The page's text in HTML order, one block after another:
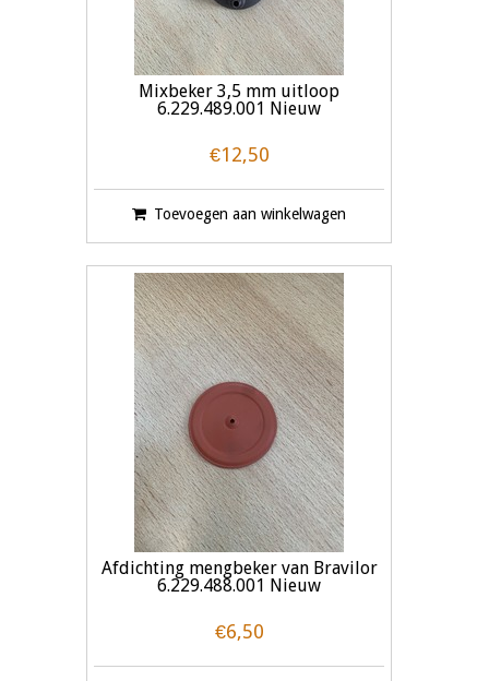
Mixbeker 3,5 mm uitloop
6.229.489.001 Nieuw
€12,50
Toevoegen aan winkelwagen
Afdichting mengbeker van Bravilor
6.229.488.001 Nieuw
€6,50